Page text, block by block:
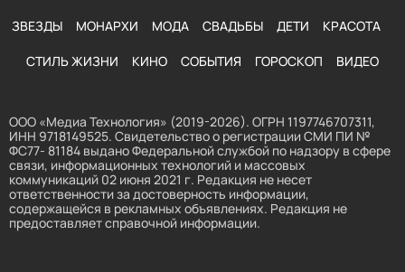
ЗВЕЗДЫ МОНАРХИ МОДА СВАДЬБЫ ДЕТИ КРАСОТА
СТИЛЬ ЖИЗНИ КИНО СОБЫТИЯ ГОРОСКОП ВИДЕО
ООО «Медиа Технология» (2019-2026). ОГРН 1197746707311,
ИНН 9718149525. Свидетельство о регистрации СМИ ПИ №
ФС77- 81184 выдано Федеральной службой по надзору в сфере
связи, информационных технологий и массовых
коммуникаций 02 июня 2021 г. Редакция не несет
ответственности за достоверность информации,
содержащейся в рекламных объявлениях. Редакция не
предоставляет справочной информации.